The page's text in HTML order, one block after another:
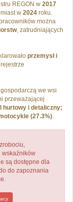
REGON w 2017
w 2024 roku.
można
, zatrudniających
przemysł i
we wsi
przeważającej
hurtowy i detaliczny;
(27.3%).
wskaźników
są dostępne dla
do zapoznania